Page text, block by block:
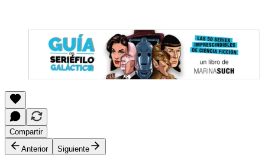
Compartir
Anterior
Siguiente